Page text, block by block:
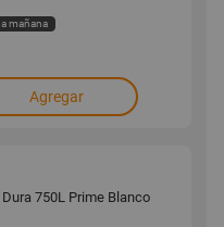
mañana
Agregar
750L Prime Blanco